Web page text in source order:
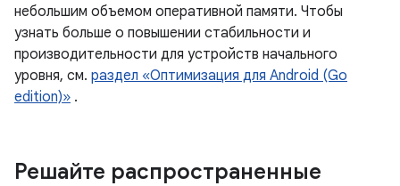
небольшим объемом оперативной памяти. Чтобы
узнать больше о повышении стабильности и
производительности для устройств начального
уровня, см. раздел «Оптимизация для Android (Go
edition)» .
Решайте распространенные